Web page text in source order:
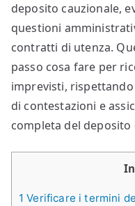
deposito cauzionale,
questioni
contratti di utenza.
passo cosa fare per
imprevisti,
di contestazioni e
completa del deposito
1 Verificare i termini